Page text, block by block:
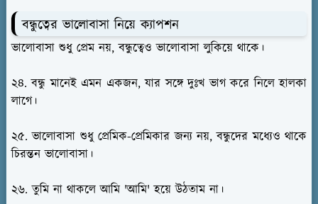
বন্ধুত্বের ভালোবাসা নিয়ে ক্যাপশন
ভালোবাসা শুধু প্রেম নয়, বন্ধুত্বেও ভালোবাসা লুকিয়ে থাকে।
২৪. বন্ধু মানেই এমন একজন, যার সঙ্গে দুঃখ ভাগ করে নিলে হালকা
লাগে।
২৫. ভালোবাসা শুধু প্রেমিক-প্রেমিকার জন্য নয়, বন্ধুদের মধ্যেও থাকে
চিরন্তন ভালোবাসা।
২৬. তুমি না থাকলে আমি 'আমি' হয়ে উঠতাম না।